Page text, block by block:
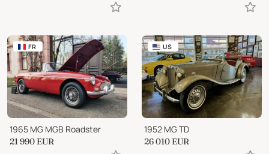
FR
1965 MG MGB Roadster
21 990 EUR
US
1952 MG TD
26 010 EUR